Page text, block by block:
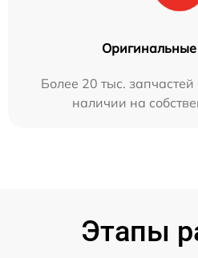
Оригинальные
Более 20 тыс.
наличии на
Этапы